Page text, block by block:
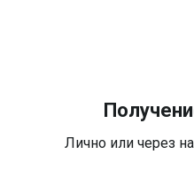
Лично или через